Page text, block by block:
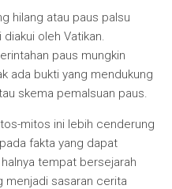
hilang atau paus palsu
oleh Vatikan.
paus mungkin
ada bukti yang mendukung
skema pemalsuan paus.
mitos ini lebih cenderung
fakta yang dapat
tempat bersejarah
menjadi sasaran cerita